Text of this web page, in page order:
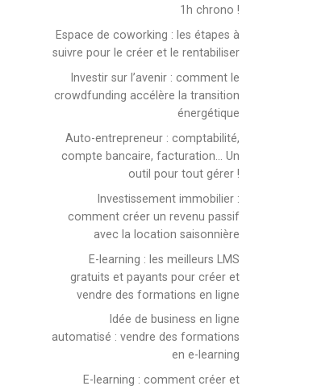
1h chrono !
Espace de coworking : les étapes à
suivre pour le créer et le rentabiliser
Investir sur l’avenir : comment le
crowdfunding accélère la transition
énergétique
Auto-entrepreneur : comptabilité,
compte bancaire, facturation… Un
outil pour tout gérer !
Investissement immobilier :
comment créer un revenu passif
avec la location saisonnière
E-learning : les meilleurs LMS
gratuits et payants pour créer et
vendre des formations en ligne
Idée de business en ligne
automatisé : vendre des formations
en e-learning
E-learning : comment créer et